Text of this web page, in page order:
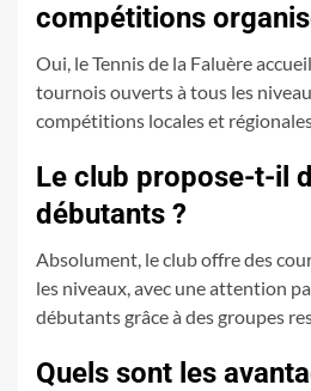
compétitions
Oui, le Tennis de la Faluère
tournois ouverts à tous les
compétitions locales et
Le club propose-t-il
débutants ?
Absolument, le club offre des
les niveaux, avec une attention
débutants grâce à des groupes
Quels sont les